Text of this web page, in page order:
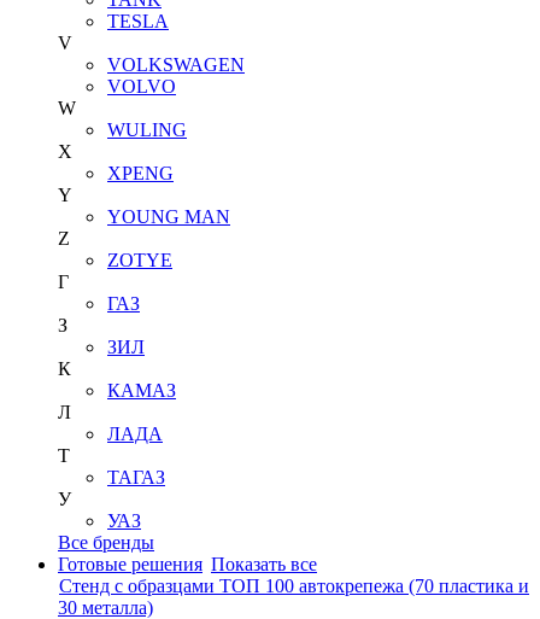
TESLA
V
VOLKSWAGEN
VOLVO
W
WULING
X
XPENG
Y
YOUNG MAN
Z
ZOTYE
Г
ГАЗ
З
ЗИЛ
К
КАМАЗ
Л
ЛАДА
Т
ТАГАЗ
У
УАЗ
Все бренды
Готовые решения Показать все
Стенд с образцами ТОП 100 автокрепежа (70 пластика и
30 металла)